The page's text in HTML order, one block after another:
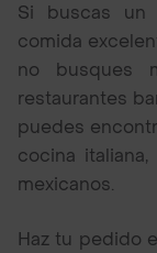
Si buscas un
comida
no busques
restaurantes
puedes
cocina
mexicanos.
Haz tu pedido